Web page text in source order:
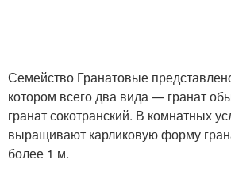
Семейство Гранатовые
котором всего два вида — гранат
гранат сокотранский. В комнатных
выращивают карликовую форму
более 1 м.